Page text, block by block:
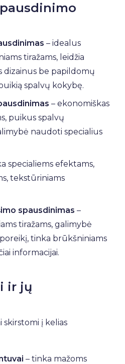
– idealus
tiražams, leidžia
dizainus be papildomų
spalvų kokybę.
– ekonomiškas
puikus spalvų
naudoti specialius
specialiems efektams,
tekstūriniams
spausdinimas –
tiražams, galimybė
tinka brūkšniniams
informacijai.
ir jų
į kelias
– tinka mažoms